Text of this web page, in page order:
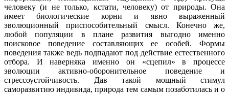
человеку (и не только, кстати, человеку) от природы. Она
имеет биологические корни и явно выраженный
эволюционный приспособительный смысл. Конечно же,
любой популяции в плане развития выгодно именно
поисковое поведение составляющих ее особей. Формы
поведения также ведь подпадают под действие естественного
отбора. И наверняка именно он «сцепил» в процессе
эволюции активно-оборонительное поведение и
стрессоустойчивость. Дав такой мощный стимул
саморазвитию индивида, природа тем самым позаботилась и о